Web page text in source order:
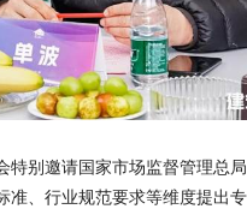
特别邀请国家市场监督管理总
准、行业规范要求等维度提出